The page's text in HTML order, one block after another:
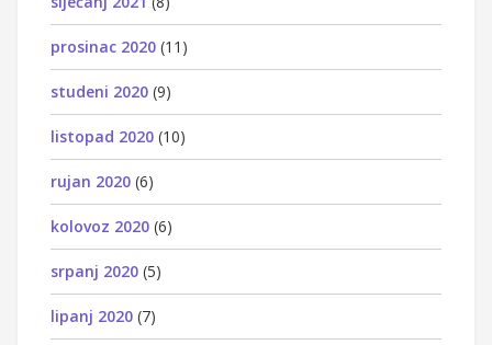
prosinac 2020 (11)
studeni 2020 (9)
listopad 2020 (10)
rujan 2020 (6)
kolovoz 2020 (6)
srpanj 2020 (5)
lipanj 2020 (7)